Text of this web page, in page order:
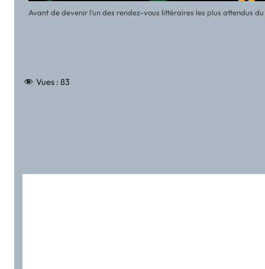
Avant de devenir l’un des rendez-vous littéraires les plus attendus
Vues : 83